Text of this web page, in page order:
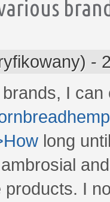
-
I
long
products. I